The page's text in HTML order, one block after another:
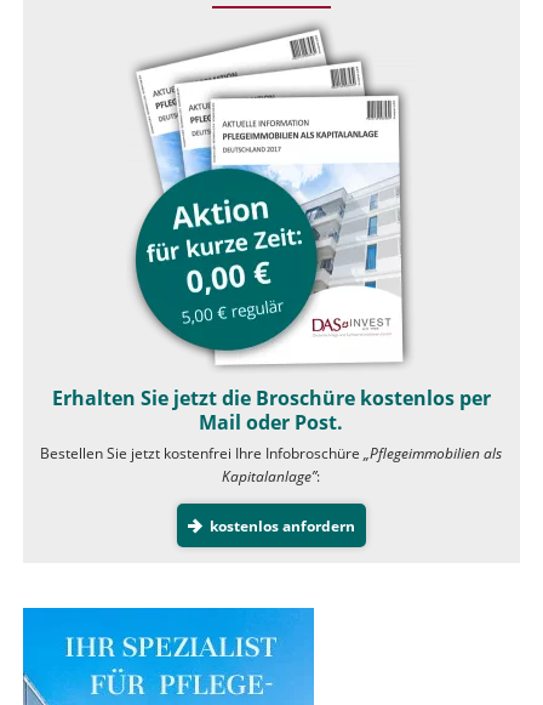
Erhalten Sie jetzt die Broschüre kostenlos per
Mail oder Post.
Bestellen Sie jetzt kostenfrei Ihre Infobroschüre„Pflegeimmobilien als
Kapitalanlage”:
kostenlos anfordern